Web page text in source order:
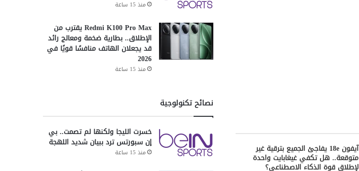
آيفون 18e يفاجئ الجميع بترقية غير
متوقعة.. هل تكفي غيغابايت واحدة
لإطلاق قوة الذكاء الاصطناعي؟
منذ 15 ساعة
Redmi K100 Pro Max يقترب من
الإطلاق.. بطارية ضخمة ومعالج رائد
قد يجعلان الهاتف منافسًا قويًا في
2026
منذ 15 ساعة
نصائح تكنولوجية
خسرت الليجا ولكنها لم تصمت.. بي
إن سبورتس ترد ببيان شديد اللهجة
منذ 15 ساعة